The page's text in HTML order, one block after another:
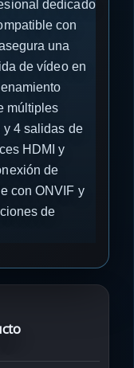
dedicado
con
una
de vídeo en
múltiples
y 4 salidas de
HDMI y
de
con ONVIF y
de